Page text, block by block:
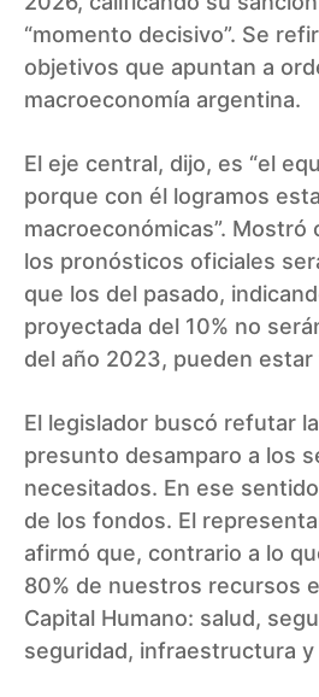
“momento decisivo”. Se
objetivos que apuntan a
macroeconomía argentina.
El eje central, dijo, es “el
porque con él logramos
macroeconómicas”. Mostró
los pronósticos oficiales
que los del pasado,
proyectada del 10% no
del año 2023, pueden estar
El legislador buscó refutar
presunto desamparo a los
necesitados. En ese
de los fondos. El
afirmó que, contrario a lo
80% de nuestros recursos
Capital Humano: salud,
seguridad, infraestructura y